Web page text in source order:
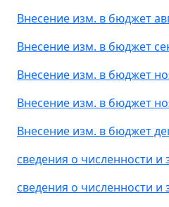
Внесение изм. в бюджет
Внесение изм. в бюджет
Внесение изм. в бюджет
Внесение изм. в бюджет
Внесение изм. в бюджет
сведения о численности
сведения о численности